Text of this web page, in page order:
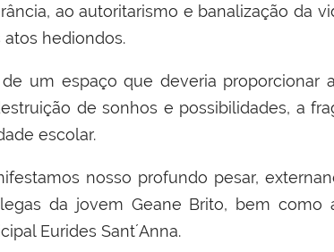
ao autoritarismo e banalização da
hediondos.
um espaço que deveria proporcionar
de sonhos e possibilidades, a
escolar.
nosso profundo pesar,
da jovem Geane Brito, bem como
Eurides Sant´Anna.